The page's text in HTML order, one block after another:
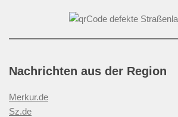
Nachrichten aus der Region
Merkur.de
Sz.de